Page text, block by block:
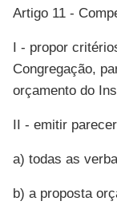
Artigo 11 -
I - propor
Congregação,
orçamento do
II - emitir
a) todas as
b) a proposta